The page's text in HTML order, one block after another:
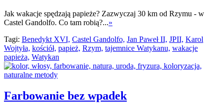
Jak wakacje spędzają papieże? Zazwyczaj 30 km od Rzymu - w
Castel Gandolfo. Co tam robią?...»
Tagi: Benedykt XVI, Castel Gandolfo, Jan Paweł II, JPII, Karol
Wojtyła, kościół, papież, Rzym, tajemnice Watykanu, wakacje
papieża, Watykan
Farbowanie bez wpadek